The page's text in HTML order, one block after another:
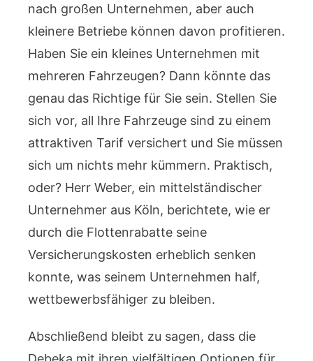
nach großen Unternehmen, aber auch
kleinere Betriebe können davon profitieren.
Haben Sie ein kleines Unternehmen mit
mehreren Fahrzeugen? Dann könnte das
genau das Richtige für Sie sein. Stellen Sie
sich vor, all Ihre Fahrzeuge sind zu einem
attraktiven Tarif versichert und Sie müssen
sich um nichts mehr kümmern. Praktisch,
oder? Herr Weber, ein mittelständischer
Unternehmer aus Köln, berichtete, wie er
durch die Flottenrabatte seine
Versicherungskosten erheblich senken
konnte, was seinem Unternehmen half,
wettbewerbsfähiger zu bleiben.
Abschließend bleibt zu sagen, dass die